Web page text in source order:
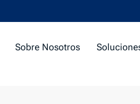
Sobre Nosotros